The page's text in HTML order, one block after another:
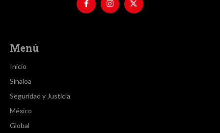
Menú
Inicio
Sinaloa
Seguridad y Justicia
México
Global